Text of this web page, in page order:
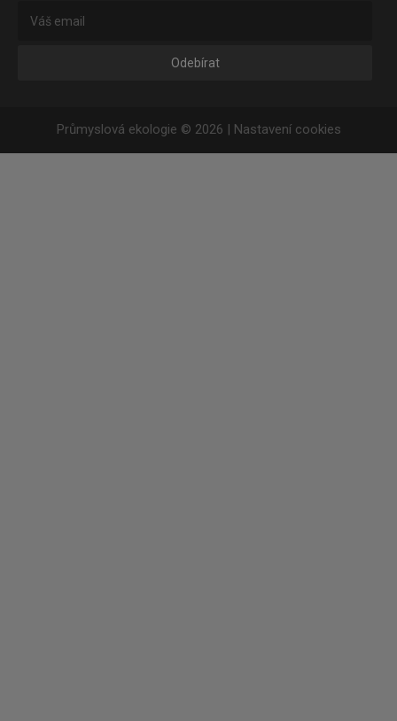
Odebírat
Průmyslová ekologie © 2026 | Nastavení cookies